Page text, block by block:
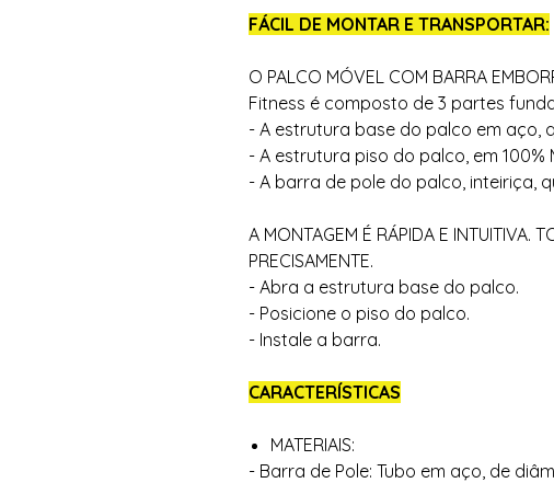
FÁCIL DE MONTAR E TRANSPORTAR:
O PALCO MÓVEL COM BARRA
Fitness é composto de 3 partes
- A estrutura base do palco em aço,
- A estrutura piso do palco, em 100%
- A barra de pole do palco, inteiriça,
A MONTAGEM É RÁPIDA E INTUITIVA.
PRECISAMENTE.
- Abra a estrutura base do palco.
- Posicione o piso do palco.
- Instale a barra.
CARACTERÍSTICAS
MATERIAIS:
- Barra de Pole: Tubo em aço, de